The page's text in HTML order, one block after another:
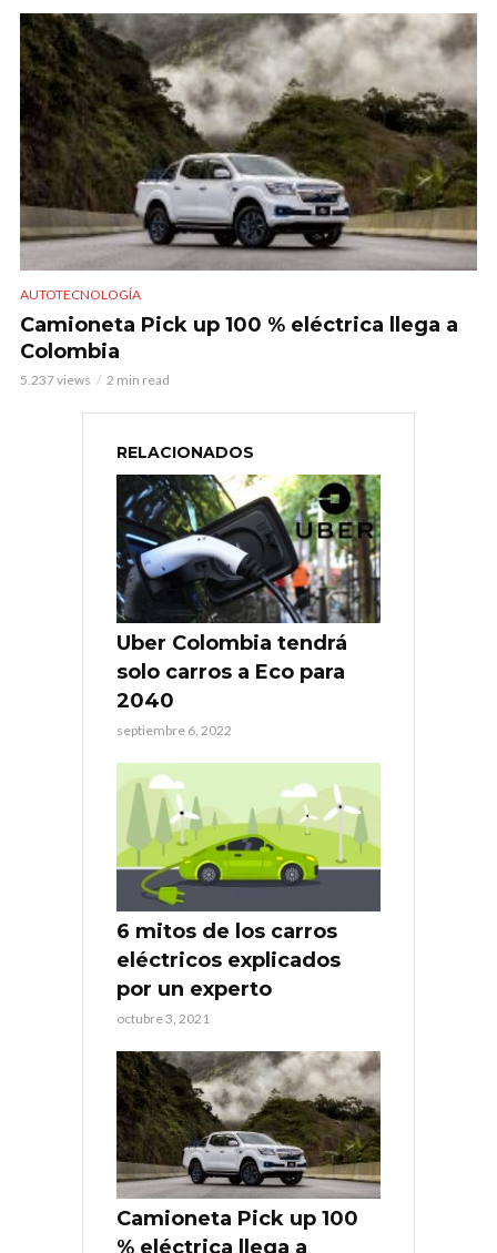
AUTOTECNOLOGÍA
Camioneta Pick up 100 % eléctrica llega a
Colombia
5.237 views 2 min read
RELACIONADOS
Uber Colombia tendrá
solo carros a Eco para
2040
septiembre 6, 2022
6 mitos de los carros
eléctricos explicados
por un experto
octubre 3, 2021
Camioneta Pick up 100
% eléctrica llega a